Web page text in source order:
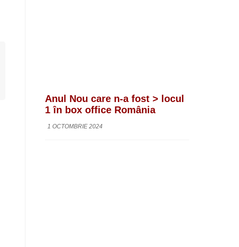
Anul Nou care n-a fost > locul
1 în box office România
1 OCTOMBRIE 2024